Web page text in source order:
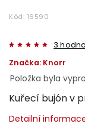
Kód: 16590
3
Značka: Knorr
Položka byla
Kuřecí bujón v
Detailní